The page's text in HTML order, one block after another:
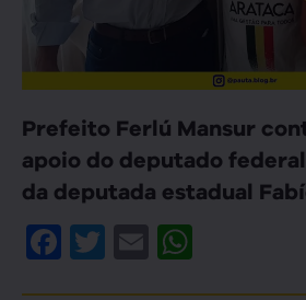
Prefeito Ferlú Mansur
apoio do deputado
da deputada estadual
Facebook
Twitter
Email